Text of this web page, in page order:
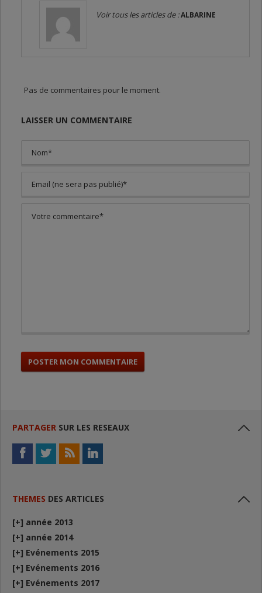
Voir tous les articles de :ALBARINE
Pas de commentaires pour le moment.
LAISSER UN COMMENTAIRE
PARTAGER SUR LES RESEAUX
THEMES DES ARTICLES
[+] année 2013
[+] année 2014
[+] Evénements 2015
[+] Evénements 2016
[+] Evénements 2017